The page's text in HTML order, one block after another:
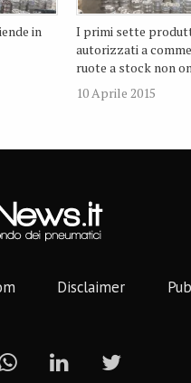
in
I primi sette
autorizzati a
ruote a stock non
10 Aprile 2015
Disclaimer